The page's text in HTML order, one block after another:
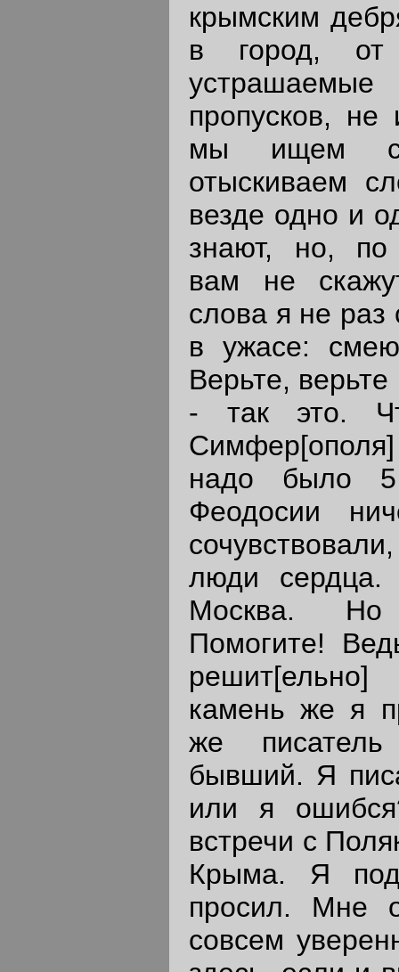
крымским
в город, от
пропусков,
мы ищем
отыскиваем
везде одно и
знают, но, по
вам не
слова я не
в ужасе:
Верьте,
- так это.
надо было
Феодосии
люди сердца.
Москва. Но
Помогите!
камень же я
же
бывший. Я
или я
встречи с
Крыма. Я
просил. Мне
совсем